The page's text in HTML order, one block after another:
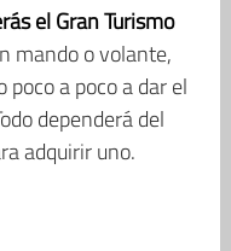
el Gran Turismo
mando o volante,
a poco a dar el
dependerá del
adquirir uno.